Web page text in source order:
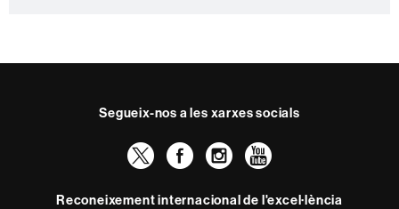
Segueix-nos a les xarxes socials
TwitterFacebook
Instagram
Youtube
Reconeixement internacional de l'excel·lència